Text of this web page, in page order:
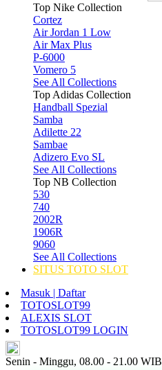
Top Nike Collection
Cortez
Air Jordan 1 Low
Air Max Plus
P-6000
Vomero 5
See All Collections
Top Adidas Collection
Handball Spezial
Samba
Adilette 22
Sambae
Adizero Evo SL
See All Collections
Top NB Collection
530
740
2002R
1906R
9060
See All Collections
SITUS TOTO SLOT
Masuk | Daftar
TOTOSLOT99
ALEXIS SLOT
TOTOSLOT99 LOGIN
Senin - Minggu, 08.00 - 21.00 WIB